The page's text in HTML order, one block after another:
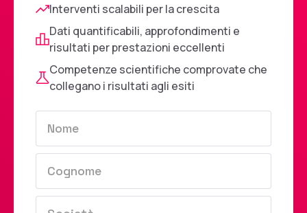
Interventi scalabili per la crescita
Dati quantificabili, approfondimenti e
risultati per prestazioni eccellenti
Competenze scientifiche comprovate che
collegano i risultati agli esiti